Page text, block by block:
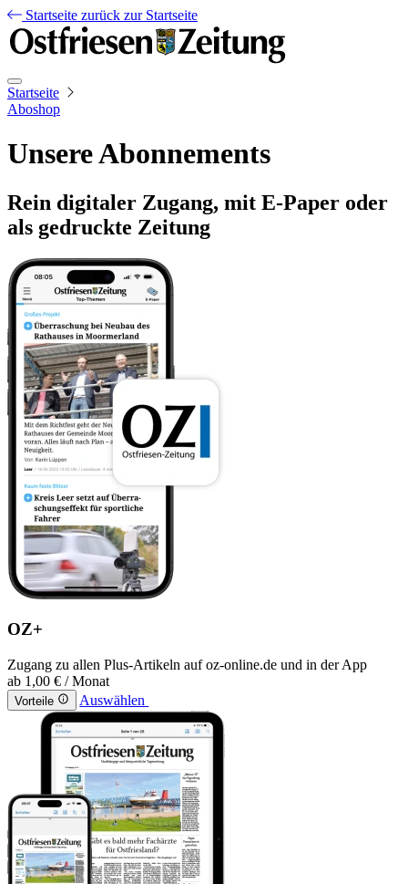
Startseite zurück zur Startseite
Startseite
Aboshop
Unsere Abonnements
Rein digitaler Zugang, mit E-Paper oder
als gedruckte Zeitung
OZ+
Zugang zu allen Plus-Artikeln auf oz-online.de und in der App
ab 1,00 € / Monat
Vorteile Auswählen